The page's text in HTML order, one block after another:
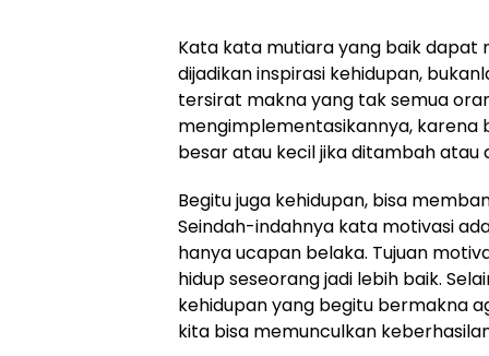
Kata kata mutiara yang baik
dijadikan inspirasi kehidupan,
tersirat makna yang tak semua
mengimplementasikannya, karena
besar atau kecil jika ditambah atau
Begitu juga kehidupan, bisa
Seindah-indahnya kata motivasi
hanya ucapan belaka. Tujuan
hidup seseorang jadi lebih baik.
kehidupan yang begitu bermakna
kita bisa memunculkan